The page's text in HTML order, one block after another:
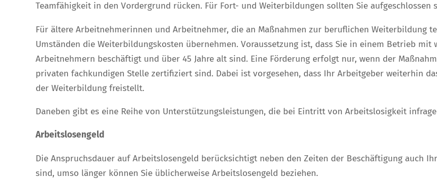
Teamfähigkeit in den Vordergrund rücken. Für Fort- und Weiterbildungen sollten Sie aufgeschlossen
Für ältere Arbeitnehmerinnen und Arbeitnehmer, die an Maßnahmen zur beruflichen Weiterbildung
Umständen die Weiterbildungskosten übernehmen. Voraussetzung ist, dass Sie in einem Betrieb
Arbeitnehmern beschäftigt und über 45 Jahre alt sind. Eine Förderung erfolgt nur, wenn der
privaten fachkundigen Stelle zertifiziert sind. Dabei ist vorgesehen, dass Ihr Arbeitgeber weiterhin
der Weiterbildung freistellt.
Daneben gibt es eine Reihe von Unterstützungsleistungen, die bei Eintritt von Arbeitslosigkeit
Arbeitslosengeld
Die Anspruchsdauer auf Arbeitslosengeld berücksichtigt neben den Zeiten der Beschäftigung auch
sind, umso länger können Sie üblicherweise Arbeitslosengeld beziehen.